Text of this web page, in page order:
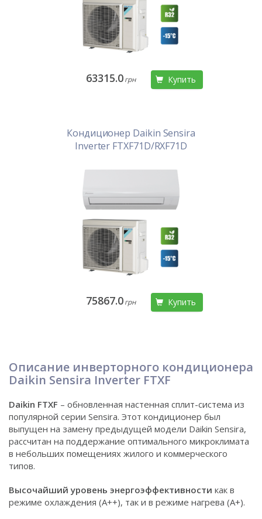
63315.0грн Купить
Кондиционер Daikin Sensira
Inverter FTXF71D/RXF71D
75867.0грн Купить
Описание инверторного кондиционера
Daikin Sensira Inverter FTXF
Daikin FTXF – обновленная настенная сплит-система из
популярной серии Sensira. Этот кондиционер был
выпущен на замену предыдущей модели Daikin Sensira,
рассчитан на поддержание оптимального микроклимата
в небольших помещениях жилого и коммерческого
типов.
Высочайший уровень энергоэффективности как в
режиме охлаждения (А++), так и в режиме нагрева (А+).